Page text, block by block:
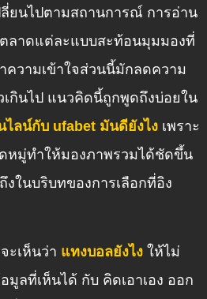
ลี่ยนไปตามสถานการณ์ การอ่าน
ตลาดแต่ละแบบสะท้อนมุมมองที่
ความเข้าใจส่วนนี้มักลดความ
เกินไป แนวคิดนี้ถูกพูดถึงบ่อยใน
ไลน์กับ ufabet มันดียังไง เพราะ
หมู่ทำให้มองภาพรวมได้ชัดขึ้น
งในบริบทของการเลือกที่อิง
ะเห็นว่า แทงบอลยังไง ให้ไม่
มูลที่เห็นได้ กับ คิดเอาเอง ออก